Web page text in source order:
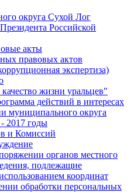
округа Сухой Лог
Российской
акты
правовых актов
экспертиза)
жизни уральцев"
действий в интересах
муниципального округа
2017 годы
и Комиссий
органов местного
подлежащие
координат
обработки персональных